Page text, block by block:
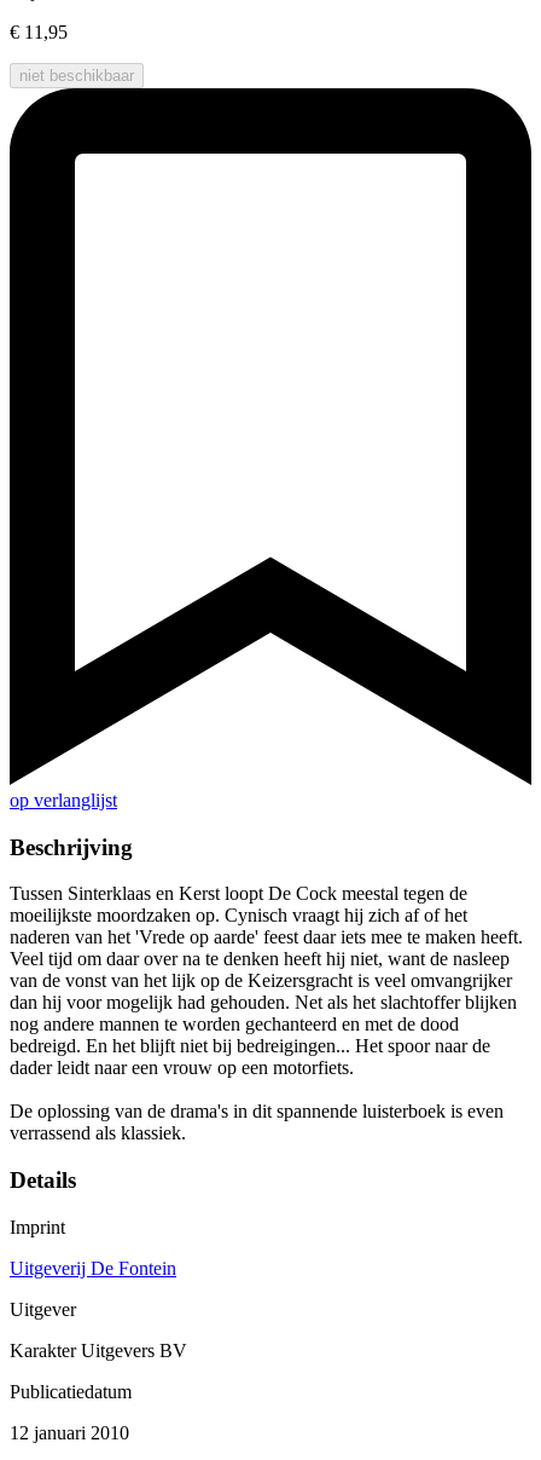
€ 11,95
niet beschikbaar
op verlanglijst
Beschrijving
Tussen Sinterklaas en Kerst loopt De Cock meestal tegen de
moeilijkste moordzaken op. Cynisch vraagt hij zich af of het
naderen van het 'Vrede op aarde' feest daar iets mee te maken heeft.
Veel tijd om daar over na te denken heeft hij niet, want de nasleep
van de vonst van het lijk op de Keizersgracht is veel omvangrijker
dan hij voor mogelijk had gehouden. Net als het slachtoffer blijken
nog andere mannen te worden gechanteerd en met de dood
bedreigd. En het blijft niet bij bedreigingen... Het spoor naar de
dader leidt naar een vrouw op een motorfiets.
De oplossing van de drama's in dit spannende luisterboek is even
verrassend als klassiek.
Details
Imprint
Uitgeverij De Fontein
Uitgever
Karakter Uitgevers BV
Publicatiedatum
12 januari 2010